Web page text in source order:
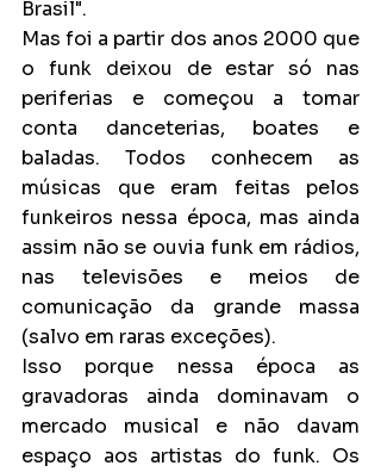
Brasil".
Mas foi a partir dos anos 2000 que
o funk deixou de estar só nas
periferias e começou a tomar
conta danceterias, boates e
baladas. Todos conhecem as
músicas que eram feitas pelos
funkeiros nessa época, mas ainda
assim não se ouvia funk em rádios,
nas televisões e meios de
comunicação da grande massa
(salvo em raras exceções).
Isso porque nessa época as
gravadoras ainda dominavam o
mercado musical e não davam
espaço aos artistas do funk. Os